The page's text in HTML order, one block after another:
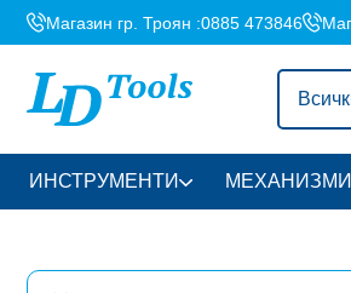
Магазин гр. Троян :0885 473846
ИНСТРУМЕНТИ МЕХАНИЗМИ